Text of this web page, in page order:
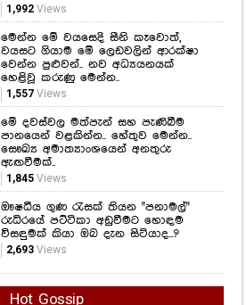
1,992Views
මෙන්න මේ වයසෙදි සීනි කෑවොත්,
වයසට ගියාම මේ ලෙඩවලින් ආරක්ෂා
වෙන්න පුළුවන්.. නව අධ්‍යයනයක්
හෙළිවූ කරුණු මෙන්න..
1,557Views
මේ දවස්වල මත්පැන් සහ පැණිබීම
පානයෙන් වළකින්න.. හේතුව මෙන්න..
සෞඛ්‍ය අමාත්‍යාංශයෙන් අනතුරු
ඇඟවීමක්..
1,845Views
ඖෂධීය ගුණ රැසක් තියන "පනාමල්"
රුධිරයේ පට්ටිකා අඩුවීමට හොඳම
විසඳුමක් කියා ඔබ දැන සිටියාද...?
2,693Views
Hot Gossip